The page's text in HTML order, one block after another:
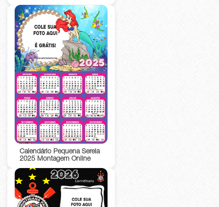
Calendário Pequena Sereia
2025 Montagem Online